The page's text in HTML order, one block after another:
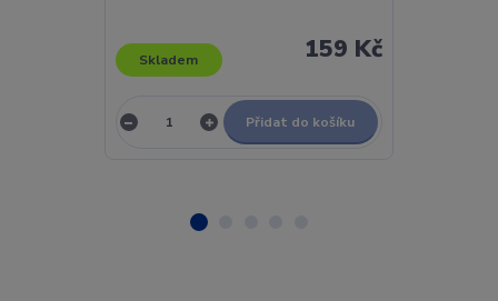
159 Kč
Skladem
Přidat do košíku